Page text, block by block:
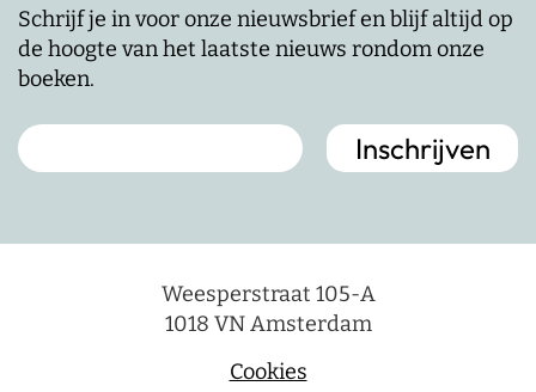
Schrijf je in voor onze nieuwsbrief en blijf altijd op
de hoogte van het laatste nieuws rondom onze
boeken.
Weesperstraat 105-A
1018 VN Amsterdam
Cookies